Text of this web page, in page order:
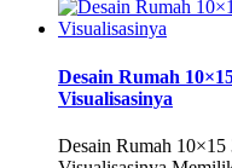
Desain Rumah
Visualisasinya
Desain Rumah